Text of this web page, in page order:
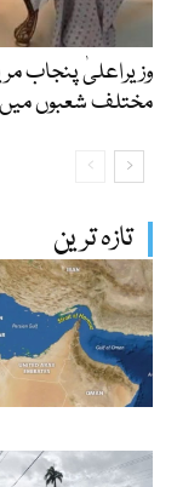
تازہ ترین
وزیراعلیٰ پنجاب
مختلف شعبوں میں